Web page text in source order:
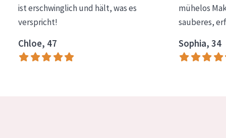
Expert
Empfindliche Haut
ist erschwinglich und hält, was es
verspricht!
Chloe, 47
mühelos
sauberes,
Sophia, 34